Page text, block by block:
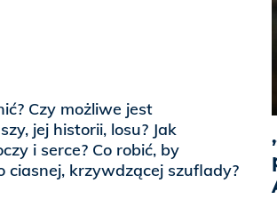
Czy możliwe jest
jej historii, losu? Jak
i serce? Co robić, by
krzywdzącej szuflady?